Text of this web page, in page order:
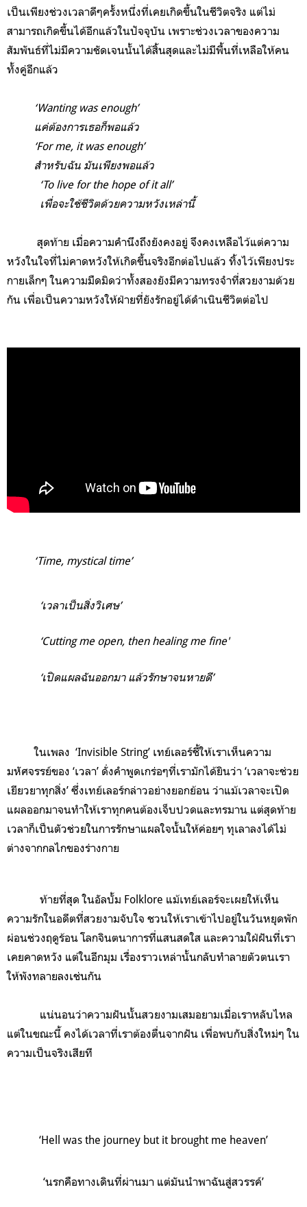
เป็นเพียงช่วงเวลาดีๆครั้งหนึ่งที่เคยเกิดขึ้นในชีวิตจริง แต่ไม่
สามารถเกิดขึ้นได้อีกแล้วในปัจจุบัน เพราะช่วงเวลาของความ
สัมพันธ์ที่ไม่มีความชัดเจนนั้นได้สิ้นสุดและไม่มีพื้นที่เหลือให้คน
ทั้งคู่อีกแล้ว
‘Wanting was enough’
แค่ต้องการเธอก็พอแล้ว
‘For me, it was enough’
สำหรับฉัน มันเพียงพอแล้ว
‘To live for the hope of it all’
เพื่อจะใช้ชีวิตด้วยความหวังเหล่านี้
สุดท้าย เมื่อความคำนึงถึงยังคงอยู่ จึงคงเหลือไว้แต่ความ
หวังในใจที่ไม่คาดหวังให้เกิดขึ้นจริงอีกต่อไปแล้ว ทิ้งไว้เพียงประ
กายเล็กๆ ในความมืดมิดว่าทั้งสองยังมีความทรงจำที่สวยงามด้วย
กัน เพื่อเป็นความหวังให้ฝ่ายที่ยังรักอยู่ได้ดำเนินชีวิตต่อไป
‘Time, mystical time’
‘เวลาเป็นสิ่งวิเศษ’
‘Cutting me open, then healing me fine'
‘เปิดแผลฉันออกมา แล้วรักษาจนหายดี’
ในเพลง ‘Invisible String’ เทย์เลอร์ชี้ให้เราเห็นความ
มหัศจรรย์ของ ‘เวลา’ ดั่งคำพูดเกร่อๆที่เรามักได้ยินว่า ‘เวลาจะช่วย
เยียวยาทุกสิ่ง’ ซึ่งเทย์เลอร์กล่าวอย่างยอกย้อน ว่าแม้เวลาจะเปิด
แผลออกมาจนทำให้เราทุกคนต้องเจ็บปวดและทรมาน แต่สุดท้าย
เวลาก็เป็นตัวช่วยในการรักษาแผลใจนั้นให้ค่อยๆ ทุเลาลงได้ไม่
ต่างจากกลไกของร่างกาย
ท้ายที่สุด ในอัลบั้ม Folklore แม้เทย์เลอร์จะเผยให้เห็น
ความรักในอดีตที่สวยงามจับใจ ชวนให้เราเข้าไปอยู่ในวันหยุดพัก
ผ่อนช่วงฤดูร้อน โลกจินตนาการที่แสนสดใส และความใฝ่ฝันที่เรา
เคยคาดหวัง แต่ในอีกมุม เรื่องราวเหล่านั้นกลับทำลายตัวตนเรา
ให้พังทลายลงเช่นกัน
แน่นอนว่าความฝันนั้นสวยงามเสมอยามเมื่อเราหลับไหล
แต่ในขณะนี้ คงได้เวลาที่เราต้องตื่นจากฝัน เพื่อพบกับสิ่งใหม่ๆ ใน
ความเป็นจริงเสียที
‘Hell was the journey but it brought me heaven’
‘นรกคือทางเดินที่ผ่านมา แต่มันนำพาฉันสู่สวรรค์’